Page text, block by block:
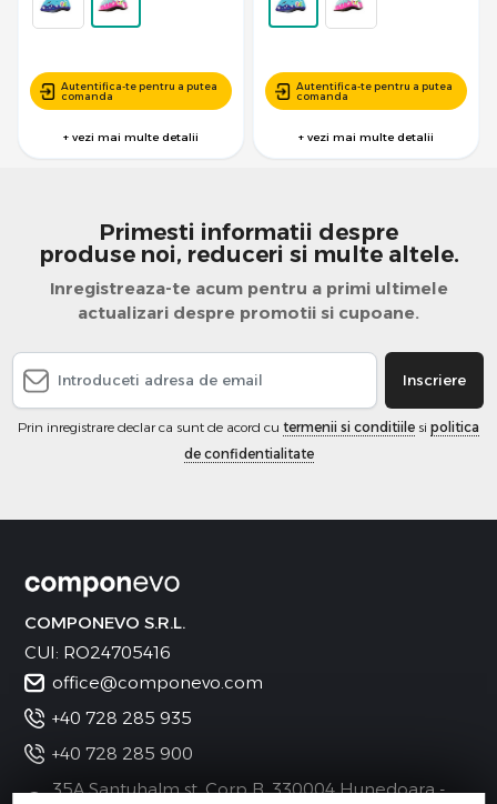
Autentifica-te pentru a putea
comanda
+ vezi mai multe detalii
Autentifica-te pentru a putea
comanda
+ vezi mai multe detalii
Primesti informatii despre
produse noi, reduceri si multe altele.
Inregistreaza-te acum pentru a primi ultimele
actualizari despre promotii si cupoane.
Inscriere
Prin inregistrare declar ca sunt de acord cu termenii si conditiile si politica
de confidentialitate
COMPONEVO S.R.L.
CUI: RO24705416
office@componevo.com
+40 728 285 935
+40 728 285 900
35A Santuhalm st. Corp B, 330004 Hunedoara -